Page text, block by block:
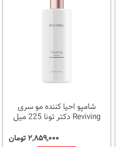
شامپو احیا کننده مو سری
Reviving دکتر تونا 225 میل
۲,۸۵۹,۰۰۰ تومان